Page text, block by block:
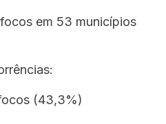
em 53 municípios
(43,3%)